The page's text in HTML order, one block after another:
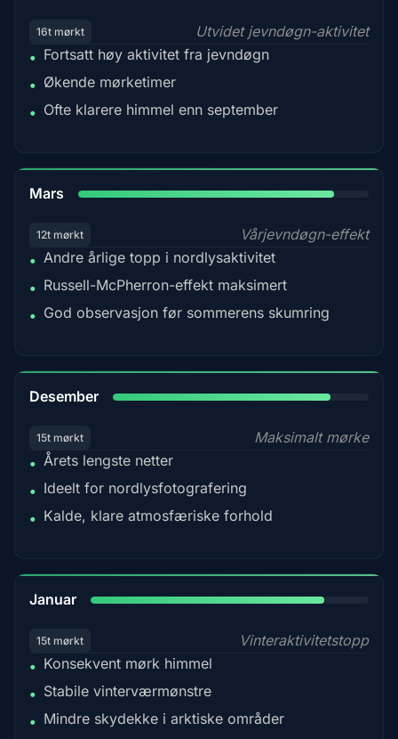
16t mørkt
Utvidet jevndøgn-aktivitet
• Fortsatt høy aktivitet fra jevndøgn
• Økende mørketimer
• Ofte klarere himmel enn september
Mars
12t mørkt
Vårjevndøgn-effekt
• Andre årlige topp i nordlysaktivitet
• Russell-McPherron-effekt maksimert
• God observasjon før sommerens skumring
Desember
15t mørkt
Maksimalt mørke
• Årets lengste netter
• Ideelt for nordlysfotografering
• Kalde, klare atmosfæriske forhold
Januar
15t mørkt
Vinteraktivitetstopp
• Konsekvent mørk himmel
• Stabile vinterværmønstre
• Mindre skydekke i arktiske områder